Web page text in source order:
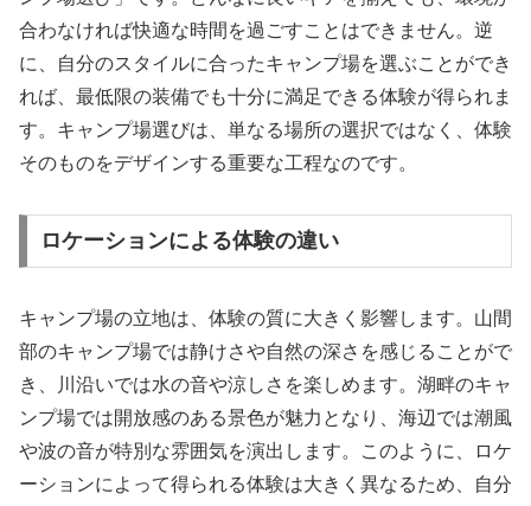
合わなければ快適な時間を過ごすことはできません。逆
に、自分のスタイルに合ったキャンプ場を選ぶことができ
れば、最低限の装備でも十分に満足できる体験が得られま
す。キャンプ場選びは、単なる場所の選択ではなく、体験
そのものをデザインする重要な工程なのです。
ロケーションによる体験の違い
キャンプ場の立地は、体験の質に大きく影響します。山間
部のキャンプ場では静けさや自然の深さを感じることがで
き、川沿いでは水の音や涼しさを楽しめます。湖畔のキャ
ンプ場では開放感のある景色が魅力となり、海辺では潮風
や波の音が特別な雰囲気を演出します。このように、ロケ
ーションによって得られる体験は大きく異なるため、自分